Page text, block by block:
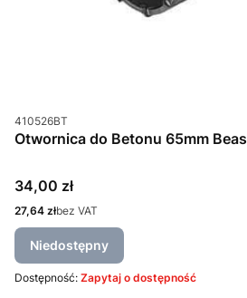
Kod produktu
410526BT
Otwornica do Betonu 65mm
Cena
34,00 zł
Cena
27,64 złbez VAT
Niedostępny
Dostępność: Zapytaj o dostępność